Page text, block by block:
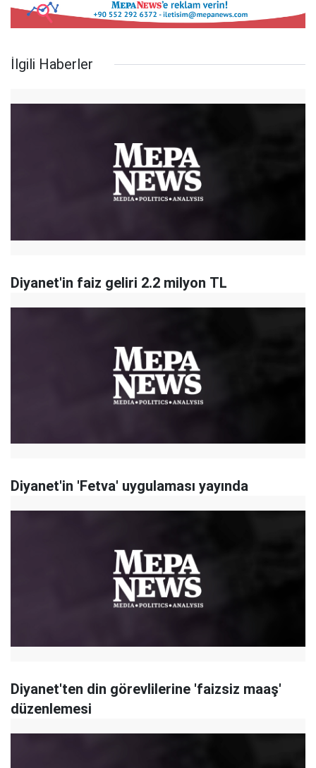
İlgili Haberler
Diyanet'in faiz geliri 2.2 milyon TL
Diyanet'in 'Fetva' uygulaması yayında
Diyanet'ten din görevlilerine 'faizsiz maaş'
düzenlemesi